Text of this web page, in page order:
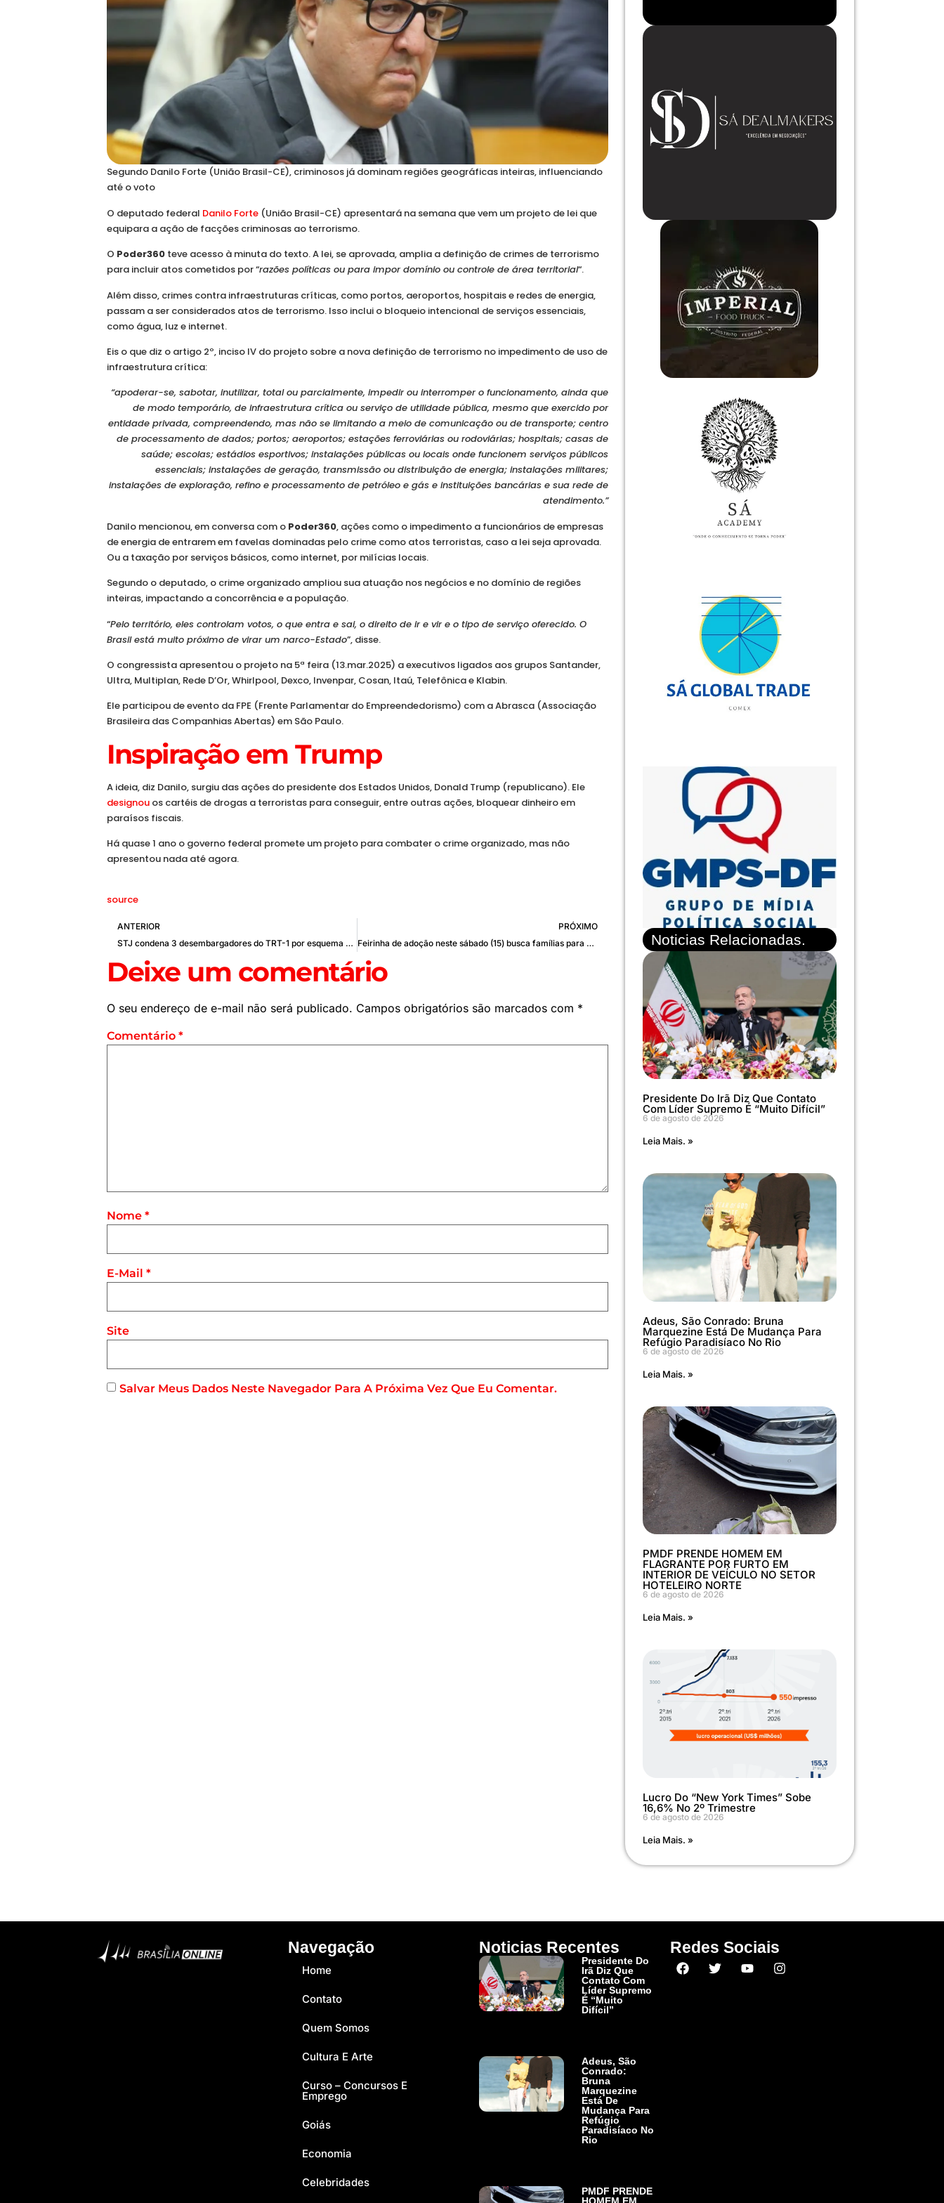
Segundo Danilo Forte (União Brasil-CE), criminosos já dominam regiões geográficas inteiras, influenciando
até o voto
O deputado federal Danilo Forte (União Brasil-CE) apresentará na semana que vem um projeto de lei que
equipara a ação de facções criminosas ao terrorismo.
O Poder360 teve acesso à minuta do texto. A lei, se aprovada, amplia a definição de crimes de terrorismo
para incluir atos cometidos por “razões políticas ou para impor domínio ou controle de área territorial“.
Além disso, crimes contra infraestruturas críticas, como portos, aeroportos, hospitais e redes de energia,
passam a ser considerados atos de terrorismo. Isso inclui o bloqueio intencional de serviços essenciais,
como água, luz e internet.
Eis o que diz o artigo 2º, inciso IV do projeto sobre a nova definição de terrorismo no impedimento de uso de
infraestrutura crítica:
“apoderar-se, sabotar, inutilizar, total ou parcialmente, impedir ou interromper o funcionamento, ainda que
de modo temporário, de infraestrutura crítica ou serviço de utilidade pública, mesmo que exercido por
entidade privada, compreendendo, mas não se limitando a meio de comunicação ou de transporte; centro
de processamento de dados; portos; aeroportos; estações ferroviárias ou rodoviárias; hospitais; casas de
saúde; escolas; estádios esportivos; instalações públicas ou locais onde funcionem serviços públicos
essenciais; instalações de geração, transmissão ou distribuição de energia; instalações militares;
instalações de exploração, refino e processamento de petróleo e gás e instituições bancárias e sua rede de
atendimento.”
Danilo mencionou, em conversa com o Poder360, ações como o impedimento a funcionários de empresas
de energia de entrarem em favelas dominadas pelo crime como atos terroristas, caso a lei seja aprovada.
Ou a taxação por serviços básicos, como internet, por milícias locais.
Segundo o deputado, o crime organizado ampliou sua atuação nos negócios e no domínio de regiões
inteiras, impactando a concorrência e a população.
“Pelo território, eles controlam votos, o que entra e sai, o direito de ir e vir e o tipo de serviço oferecido. O
Brasil está muito próximo de virar um narco-Estado”, disse.
O congressista apresentou o projeto na 5ª feira (13.mar.2025) a executivos ligados aos grupos Santander,
Ultra, Multiplan, Rede D’Or, Whirlpool, Dexco, Invenpar, Cosan, Itaú, Telefônica e Klabin.
Ele participou de evento da FPE (Frente Parlamentar do Empreendedorismo) com a Abrasca (Associação
Brasileira das Companhias Abertas) em São Paulo.
Inspiração em Trump
A ideia, diz Danilo, surgiu das ações do presidente dos Estados Unidos, Donald Trump (republicano). Ele
designou os cartéis de drogas a terroristas para conseguir, entre outras ações, bloquear dinheiro em
paraísos fiscais.
Há quase 1 ano o governo federal promete um projeto para combater o crime organizado, mas não
apresentou nada até agora.
source
ANTERIOR
STJ condena 3 desembargadores do TRT-1 por esquema de corrupção
PRÓXIMO
Feirinha de adoção neste sábado (15) busca famílias para pets no DF
Deixe um comentário
O seu endereço de e-mail não será publicado. Campos obrigatórios são marcados com *
Comentário *
Nome *
E-Mail *
Site
Salvar Meus Dados Neste Navegador Para A Próxima Vez Que Eu Comentar.
Noticias Relacionadas.
Presidente Do Irã Diz Que Contato
Com Líder Supremo É “muito Difícil”
6 de agosto de 2026
Leia Mais. »
Adeus, São Conrado: Bruna
Marquezine Está De Mudança Para
Refúgio Paradisíaco No Rio
6 de agosto de 2026
Leia Mais. »
PMDF PRENDE HOMEM EM
FLAGRANTE POR FURTO EM
INTERIOR DE VEÍCULO NO SETOR
HOTELEIRO NORTE
6 de agosto de 2026
Leia Mais. »
Lucro Do “New York Times” Sobe
16,6% No 2º Trimestre
6 de agosto de 2026
Leia Mais. »
Navegação
Home
Contato
Quem Somos
Cultura E Arte
Curso – Concursos E
Emprego
Goiás
Economia
Celebridades
Noticias Recentes
Presidente Do
Irã Diz Que
Contato Com
Líder Supremo
É “muito
Difícil”
Adeus, São
Conrado:
Bruna
Marquezine
Está De
Mudança Para
Refúgio
Paradisíaco No
Rio
PMDF PRENDE
HOMEM EM
Redes Sociais